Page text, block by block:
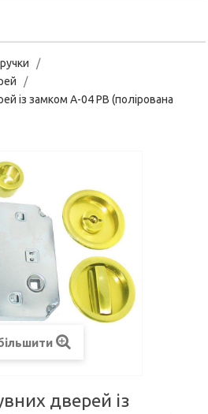
із замком A-04 PB (полірована
дверей із